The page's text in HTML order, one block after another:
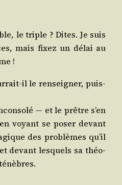
le triple ? Dites. Je suis
mais fixez un délai au
!
il le ren­sei­gner, puis­
― et le prêtre s’en
voyant se poser devant
des pro­blèmes qu’il
devant les­quels sa théo­